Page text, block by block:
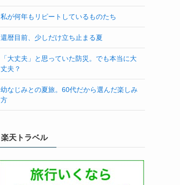
私が何年もリピートしているものたち
還暦目前、少しだけ立ち止まる夏
「大丈夫」と思っていた防災。でも本当に大
丈夫？
幼なじみとの夏旅。60代だから選んだ楽しみ
方
楽天トラベル